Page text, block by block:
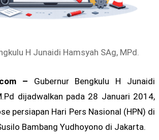
H Junaidi Hamsyah SAg, MPd.
– Gubernur Bengkulu H Junaidi
dijadwalkan pada 28 Januari 2014,
persiapan Hari Pers Nasional (HPN) di
Bambang Yudhoyono di Jakarta.